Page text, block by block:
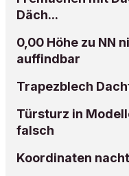
Däch...
0,00 Höhe zu NN
auffindbar
Trapezblech
Türsturz in
falsch
Koordinaten